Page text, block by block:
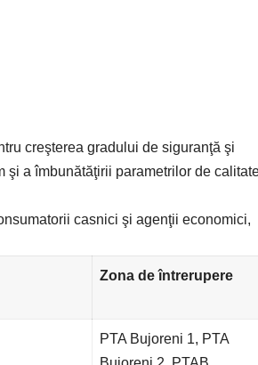
creşterea gradului de siguranţă şi
şi a îmbunătăţirii parametrilor de
casnici şi agenţii economici,
Zona de întrerupere
PTA Bujoreni 1, PTA